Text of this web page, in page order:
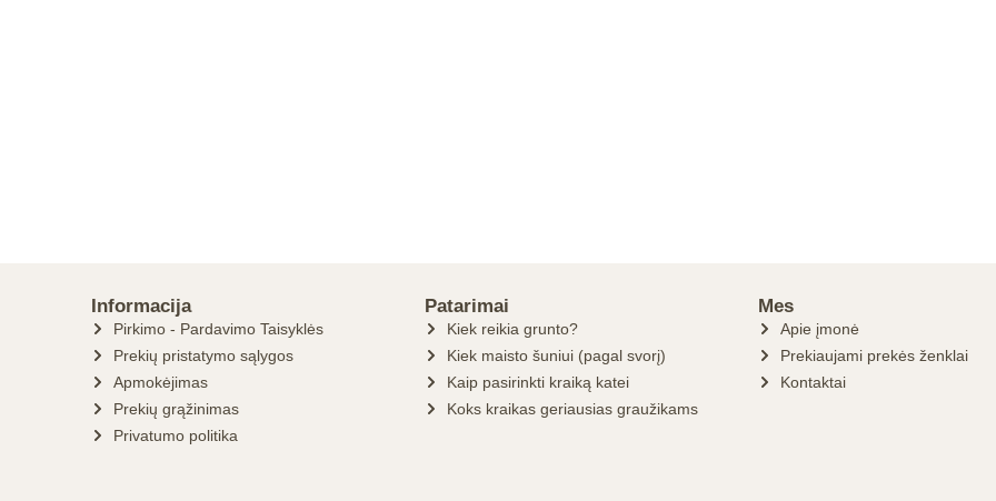
Informacija
Pirkimo - Pardavimo Taisyklės
Prekių pristatymo sąlygos
Apmokėjimas
Prekių grąžinimas
Privatumo politika
Patarimai
Kiek reikia grunto?
Kiek maisto šuniui (pagal svorį)
Kaip pasirinkti kraiką katei
Koks kraikas geriausias graužikams
Mes
Apie įmonė
Prekiaujami prekės ženklai
Kontaktai